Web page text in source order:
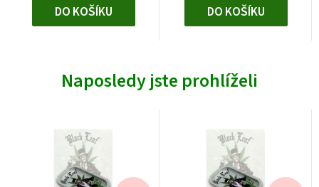
DO KOŠÍKU DO KOŠÍKU
Naposledy jste prohlíželi